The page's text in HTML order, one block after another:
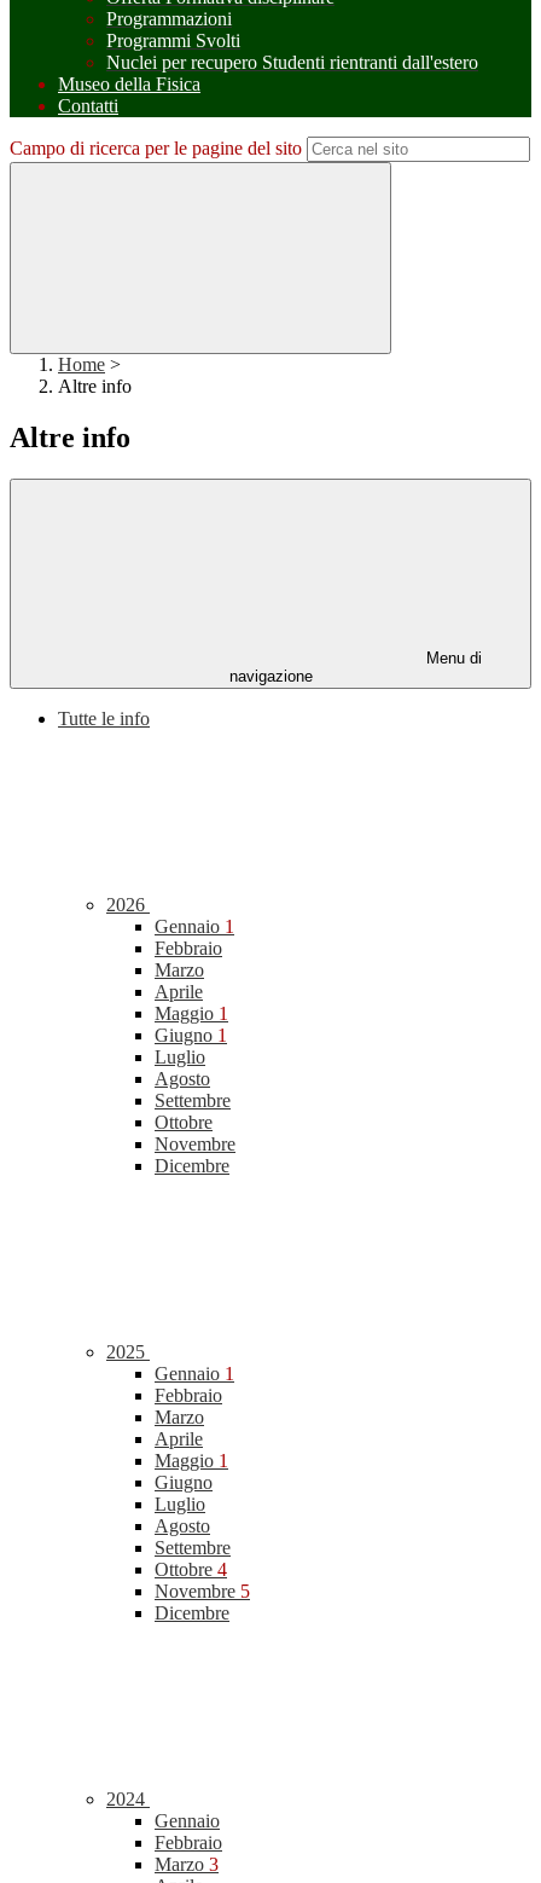
Programmazioni
Programmi Svolti
Nuclei per recupero Studenti rientranti dall'estero
Museo della Fisica
Contatti
Campo di ricerca per le pagine del sito
Home >
Altre info
Altre info
Menu di
navigazione
Tutte le info
2026
Gennaio 1
Febbraio
Marzo
Aprile
Maggio 1
Giugno 1
Luglio
Agosto
Settembre
Ottobre
Novembre
Dicembre
2025
Gennaio 1
Febbraio
Marzo
Aprile
Maggio 1
Giugno
Luglio
Agosto
Settembre
Ottobre 4
Novembre 5
Dicembre
2024
Gennaio
Febbraio
Marzo 3